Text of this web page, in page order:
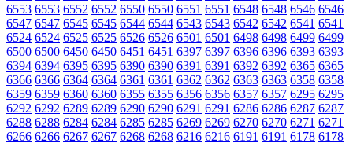
6553 6553 6552 6552 6550 6550 6551 6551 6548 6548 6546 6546
6547 6547 6545 6545 6544 6544 6543 6543 6542 6542 6541 6541
6524 6524 6525 6525 6526 6526 6501 6501 6498 6498 6499 6499
6500 6500 6450 6450 6451 6451 6397 6397 6396 6396 6393 6393
6394 6394 6395 6395 6390 6390 6391 6391 6392 6392 6365 6365
6366 6366 6364 6364 6361 6361 6362 6362 6363 6363 6358 6358
6359 6359 6360 6360 6355 6355 6356 6356 6357 6357 6295 6295
6292 6292 6289 6289 6290 6290 6291 6291 6286 6286 6287 6287
6288 6288 6284 6284 6285 6285 6269 6269 6270 6270 6271 6271
6266 6266 6267 6267 6268 6268 6216 6216 6191 6191 6178 6178